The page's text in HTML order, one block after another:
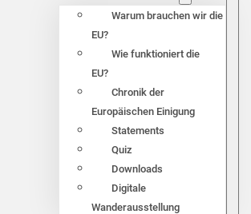
Warum brauchen wir die
EU?
Wie funktioniert die
EU?
Chronik der
Europäischen Einigung
Statements
Quiz
Downloads
Digitale
Wanderausstellung